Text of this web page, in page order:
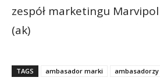
zespół marketingu
(ak)
TAGS ambasador marki